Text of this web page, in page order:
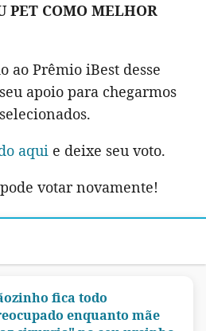
PET COMO MELHOR
ao Prêmio iBest desse
apoio para chegarmos
aqui e deixe seu voto.
votar novamente!
fica todo
enquanto mãe